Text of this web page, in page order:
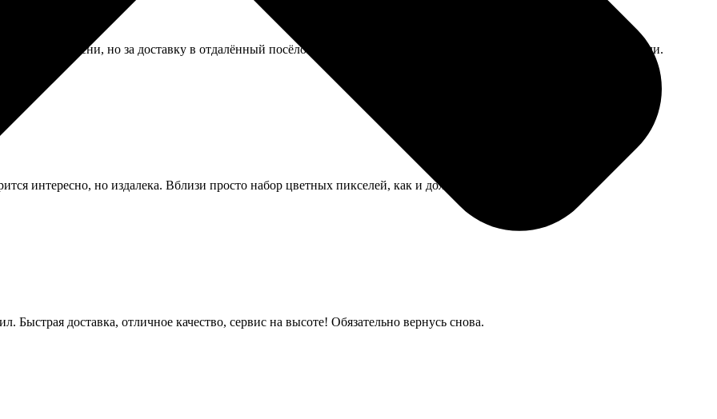
кучу времени, но за доставку в отдалённый посёлок пришлось доплачивать отдельно, о чём сразу не предупредили.
интересно, но издалека. Вблизи просто набор цветных пикселей, как и должно быть.
Быстрая доставка, отличное качество, сервис на высоте! Обязательно вернусь снова.